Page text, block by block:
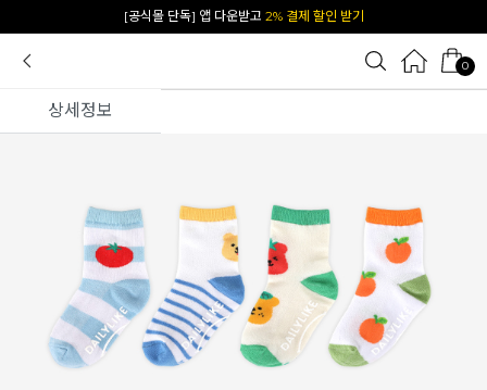
카카오 플친 추가하면1천원 즉시 할인 쿠폰
0
상세정보